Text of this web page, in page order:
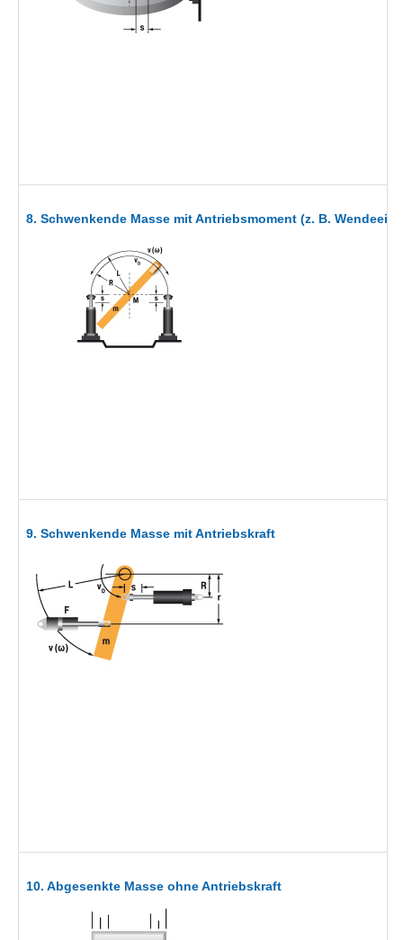
8. Schwenkende Masse mit Antriebsmoment (z. B.
9. Schwenkende Masse mit Antriebskraft
10. Abgesenkte Masse ohne Antriebskraft